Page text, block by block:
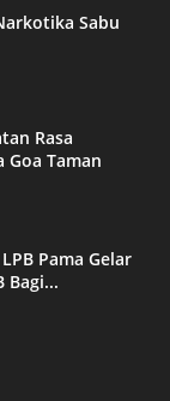
Sabu
Rasa
Taman
Pama Gelar
Bagi...